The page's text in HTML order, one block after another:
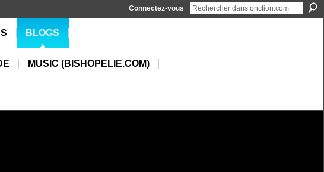
Connectez-vous
BLOGS
MUSIC (BISHOPELIE.COM)